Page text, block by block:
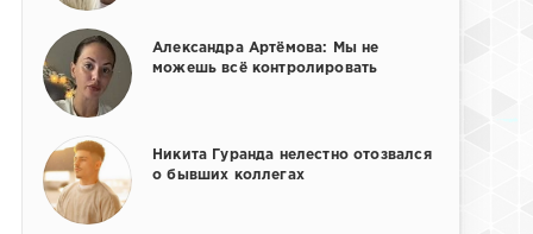
Александра Артёмова: Мы не
можешь всё контролировать
Никита Гуранда нелестно отозвался
о бывших коллегах